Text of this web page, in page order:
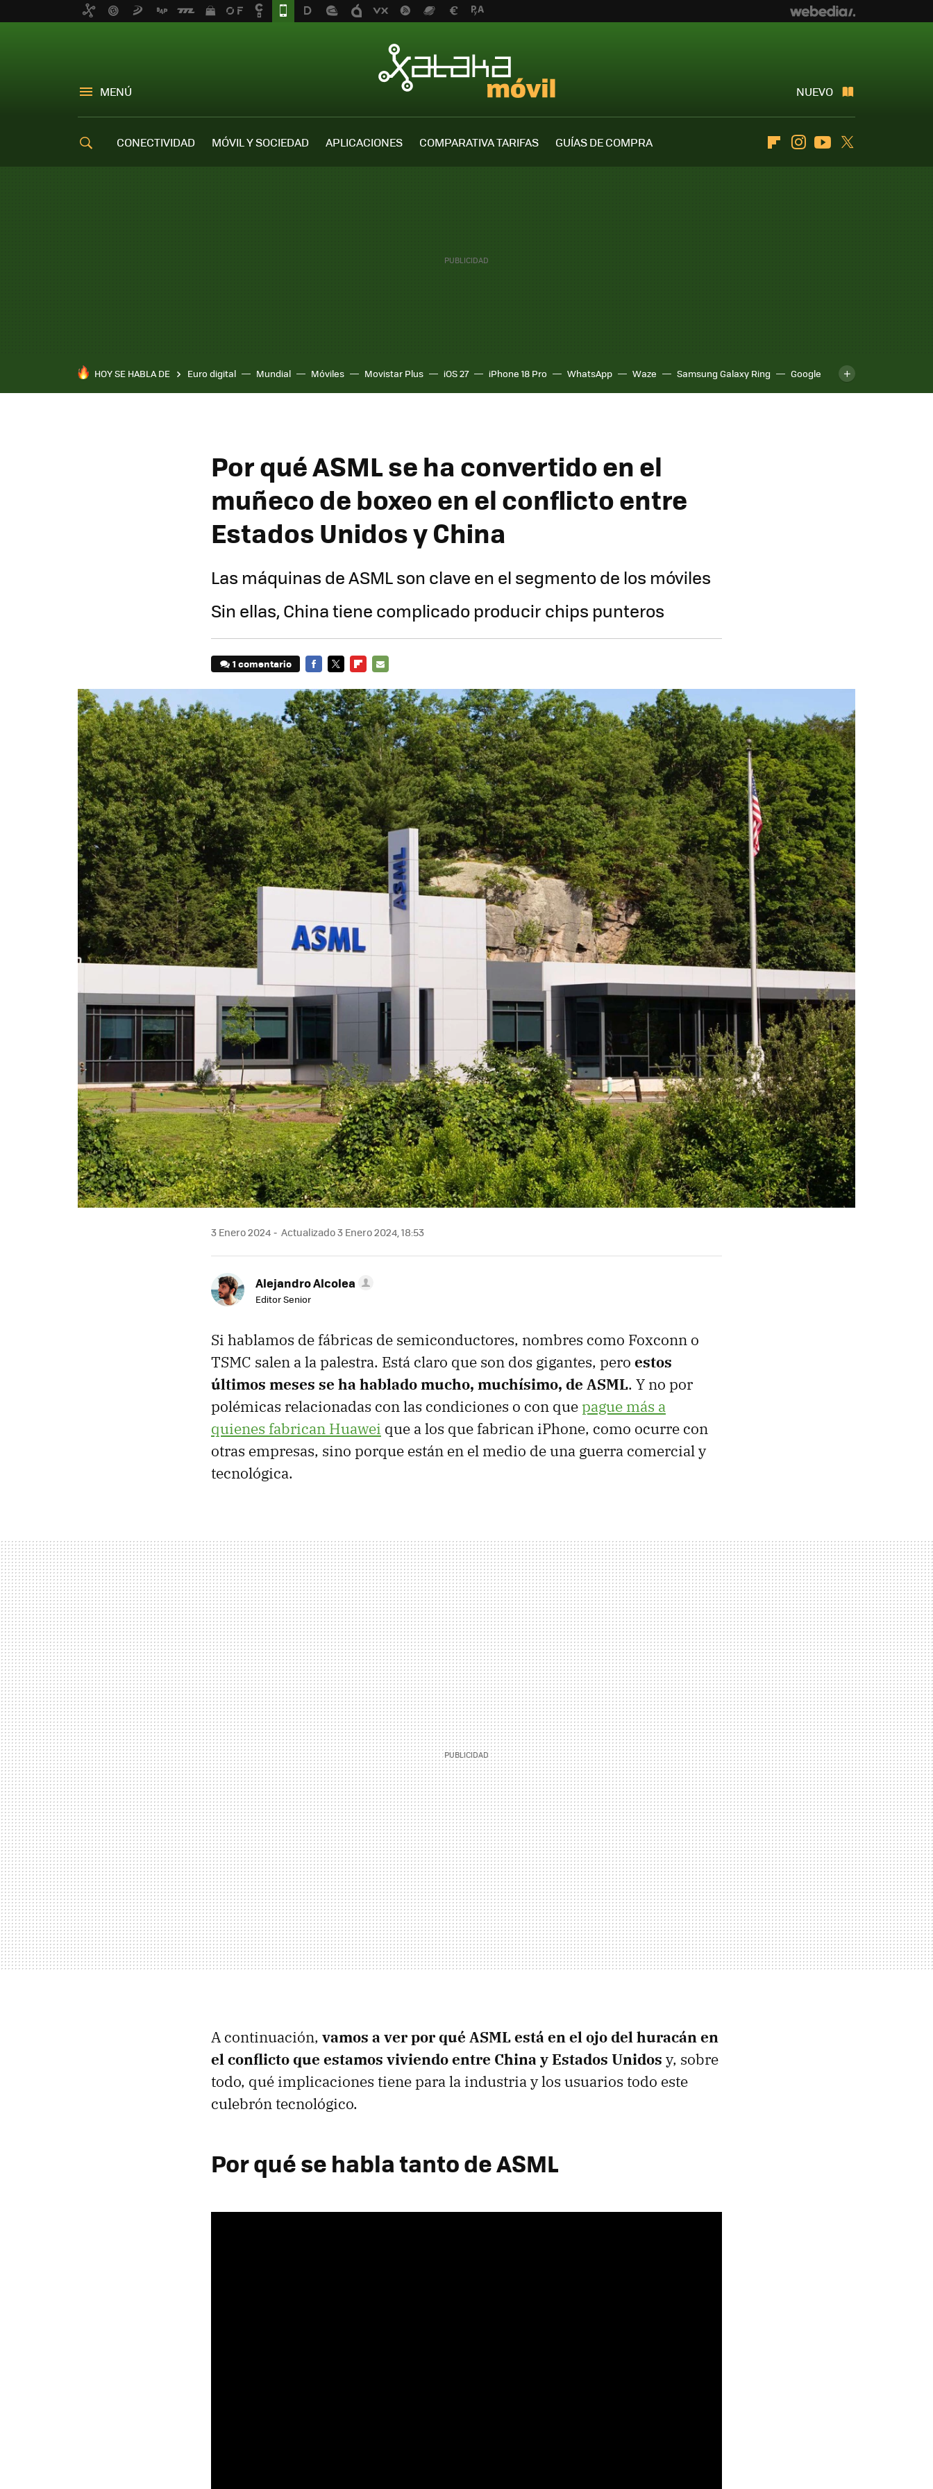
MENÚ NUEVO
CONECTIVIDAD MÓVIL Y SOCIEDAD APLICACIONES COMPARATIVA TARIFAS
GUÍAS DE COMPRA
FlipboardInstagramYoutube
HOY SE HABLA DE Euro digital Mundial Móviles Movistar Plus iOS 27 iPhone 18 Pro WhatsApp Waze Samsung Galaxy Ring
Google
Pixel 10a
Por qué ASML se ha convertido en el
muñeco de boxeo en el conflicto entre
Estados Unidos y China
Las máquinas de ASML son clave en el segmento de los móviles
Sin ellas, China tiene complicado producir chips punteros
1 comentario
MAIL
3 Enero 2024 Actualizado 3 Enero 2024, 18:53
Alejandro Alcolea
Editor Senior
Si hablamos de fábricas de semiconductores, nombres como Foxconn o
TSMC salen a la palestra. Está claro que son dos gigantes, pero estos
últimos meses se ha hablado mucho, muchísimo, de ASML. Y no por
polémicas relacionadas con las condiciones o con quepague más a
quienes fabrican Huawei que a los que fabrican iPhone, como ocurre con
otras empresas, sino porque están en el medio de una guerra comercial y
tecnológica.
A continuación, vamos a ver por qué ASML está en el ojo del huracán en
el conflicto que estamos viviendo entre China y Estados Unidos y, sobre
todo, qué implicaciones tiene para la industria y los usuarios todo este
culebrón tecnológico.
Por qué se habla tanto de ASML